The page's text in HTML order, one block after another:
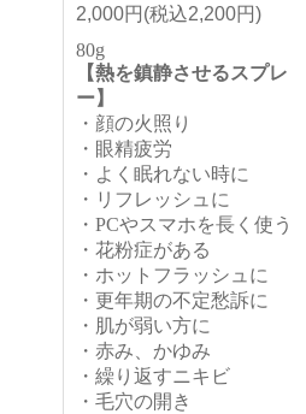
2,000円(税込2,200円)
80g
【熱を鎮静させるスプレ
ー】
・顔の火照り
・眼精疲労
・よく眠れない時に
・リフレッシュに
・PCやスマホを長く使う
・花粉症がある
・ホットフラッシュに
・更年期の不定愁訴に
・肌が弱い方に
・赤み、かゆみ
・繰り返すニキビ
・毛穴の開き